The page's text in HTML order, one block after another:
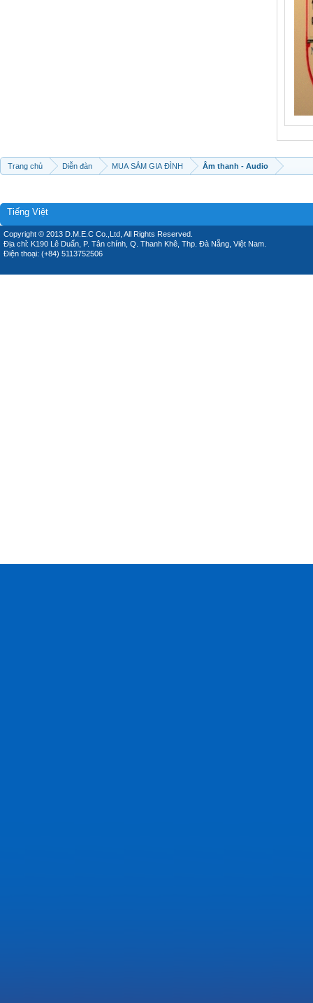
Trang chủ Diễn đàn MUA SẮM GIA ĐÌNH Âm thanh - Audio
Tiếng Việt
Copyright © 2013 D.M.E.C Co.,Ltd, All Rights Reserved.
Địa chỉ: K190 Lê Duẩn, P. Tân chính, Q. Thanh Khê, Thp. Đà Nẵng, Việt Nam.
Điện thoại: (+84) 5113752506